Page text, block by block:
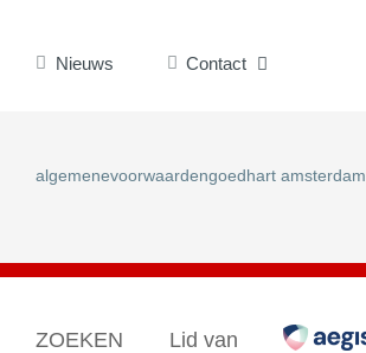
Nieuws Contact
algemenevoorwaardengoedhart amsterdam
ZOEKEN Lid van